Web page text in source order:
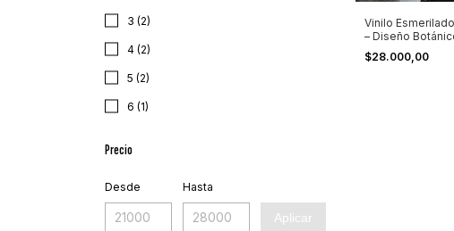
3 (2)
4 (2)
5 (2)
6 (1)
Precio
Desde Hasta
Aplicar
Vinilo
– Diseño
Ramas (100 x 59
$28.000,00